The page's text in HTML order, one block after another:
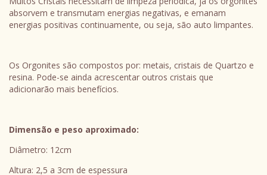
absorvem e transmutam energias negativas, e emanam
energias positivas continuamente, ou seja, são auto limpantes.
Os Orgonites são compostos por: metais, cristais de Quartzo e
resina. Pode-se ainda acrescentar outros cristais que
adicionarão mais benefícios.
Dimensão e peso aproximado:
Diâmetro: 12cm
Altura: 2,5 a 3cm de espessura